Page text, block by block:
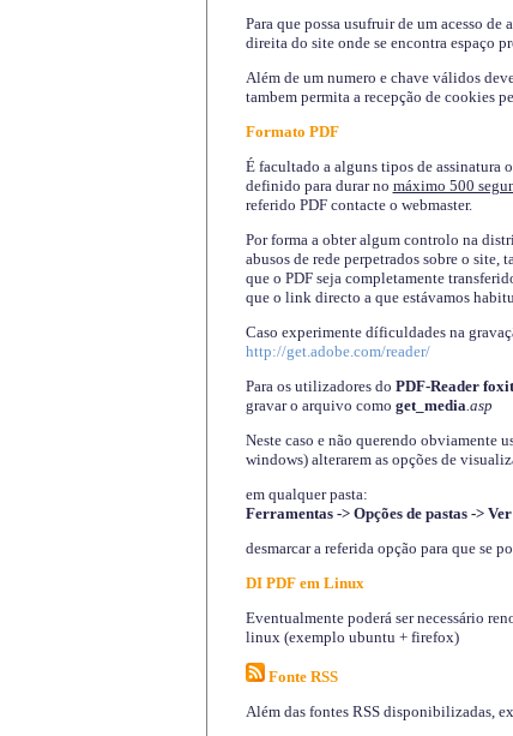
Para que possa usufruir de um acesso
direita do site onde se encontra espaço
Além de um numero e chave válidos
tambem permita a recepção de cookies
Formato PDF
É facultado a alguns tipos de assinatura
definido para durar no máximo 500
referido PDF contacte o webmaster.
Por forma a obter algum controlo na
abusos de rede perpetrados sobre o site,
que o PDF seja completamente
que o link directo a que estávamos
Caso experimente díficuldades na
http://get.adobe.com/reader/
Para os utilizadores do PDF-Reader foxit
gravar o arquivo como get_media.asp
Neste caso e não querendo obviamente
windows) alterarem as opções de
em qualquer pasta:
Ferramentas -> Opções de pastas ->
desmarcar a referida opção para que se
DI PDF em Linux
Eventualmente poderá ser necessário
linux (exemplo ubuntu + firefox)
Fonte RSS
Além das fontes RSS disponibilizadas,